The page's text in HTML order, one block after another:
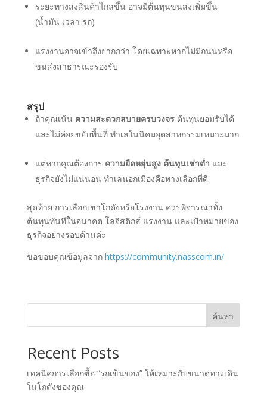
ระยะทางส่งสินค้าไกลขึ้น อาจมีต้นทุนขนส่งเพิ่มขึ้น
(น้ำมัน เวลา รถ)
แรงงานอาจเข้าถึงยากกว่า โดยเฉพาะหากไม่มีถนนหรือ
ขนส่งสาธารณะรองรับ
สรุป
ถ้าคุณเน้น ความสะดวกสบายครบวงจรต้นทุนยอมรับได้
และไม่ค่อยขยับพื้นที่ ทำเลในนิคมอุตสาหกรรมเหมาะมาก
แต่หากคุณต้องการ ความยืดหยุ่นสูง ต้นทุนเช่าต่ำ และ
ธุรกิจยังไม่แน่นอน ทำเลนอกเมืองคือทางเลือกที่ดี
สุดท้าย การเลือกเช่าโกดังหรือโรงงาน ควรพิจารณาทั้ง
ต้นทุนทันทีในอนาคต โลจิสติกส์ แรงงาน และเป้าหมายของ
ธุรกิจอย่างรอบด้านค่ะ
ขอขอบคุณข้อมูลจาก https://community.nasscom.in/
ค้นหา
Recent Posts
เทคนิคการเลือกซื้อ “รถเข็นของ” ให้เหมาะกับขนาดทางเดิน
ในโกดังของคุณ